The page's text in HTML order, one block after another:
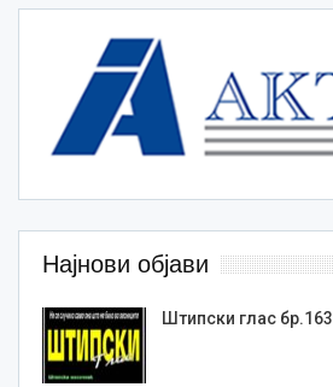
Најнови објави
Штипски глас бр.163